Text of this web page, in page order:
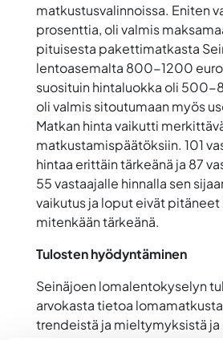
matkustusvalinnoissa. Eniten
prosenttia, oli valmis
pituisesta pakettimatkasta
lentoasemalta 800-1200
suosituin hintaluokka oli 500-
oli valmis sitoutumaan myös
Matkan hinta vaikutti
matkustamispäätöksiin. 101
hintaa erittäin tärkeänä ja 87
55 vastaajalle hinnalla sen
vaikutus ja loput eivät pitäneet
mitenkään tärkeänä.
Tulosten hyödyntäminen
Seinäjoen lomalentokyselyn
arvokasta tietoa
trendeistä ja mieltymyksistä ja